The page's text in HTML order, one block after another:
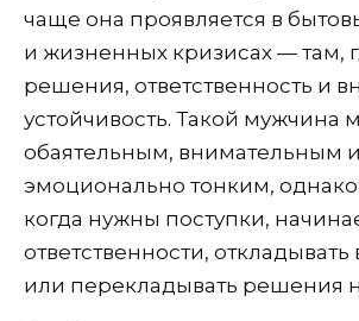
чаще она проявляется в
и жизненных кризисах — там,
решения, ответственность и
устойчивость. Такой мужчина
обаятельным, внимательным и
эмоционально тонким,
когда нужны поступки,
ответственности,
или перекладывать решения